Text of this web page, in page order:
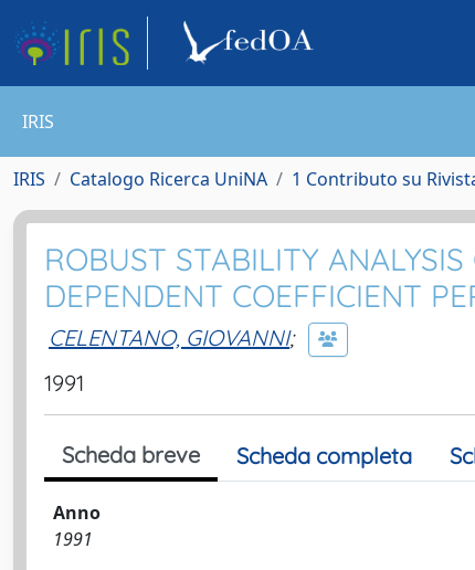
IRIS
IRIS Catalogo Ricerca UniNA 1 Contributo su
ROBUST STABILITY
DEPENDENT COEFFICIENT
CELENTANO, GIOVANNI;
1991
Scheda breve Scheda completa
Anno
1991